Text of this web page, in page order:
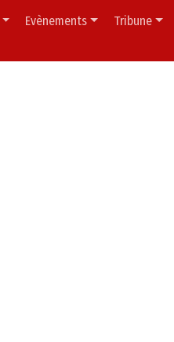
Evènements Tribune